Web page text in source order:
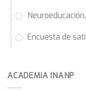
5.5 Habilidades
Encuesta de
ACADEMIA INANP